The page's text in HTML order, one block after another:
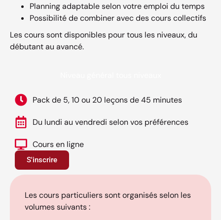
Planning adaptable selon votre emploi du temps
Possibilité de combiner avec des cours collectifs
Les cours sont disponibles pour tous les niveaux, du
débutant au avancé.
Pack de 5, 10 ou 20 leçons de 45 minutes
Du lundi au vendredi selon vos préférences
Cours en ligne
S'inscrire
Les cours particuliers sont organisés selon les
volumes suivants :